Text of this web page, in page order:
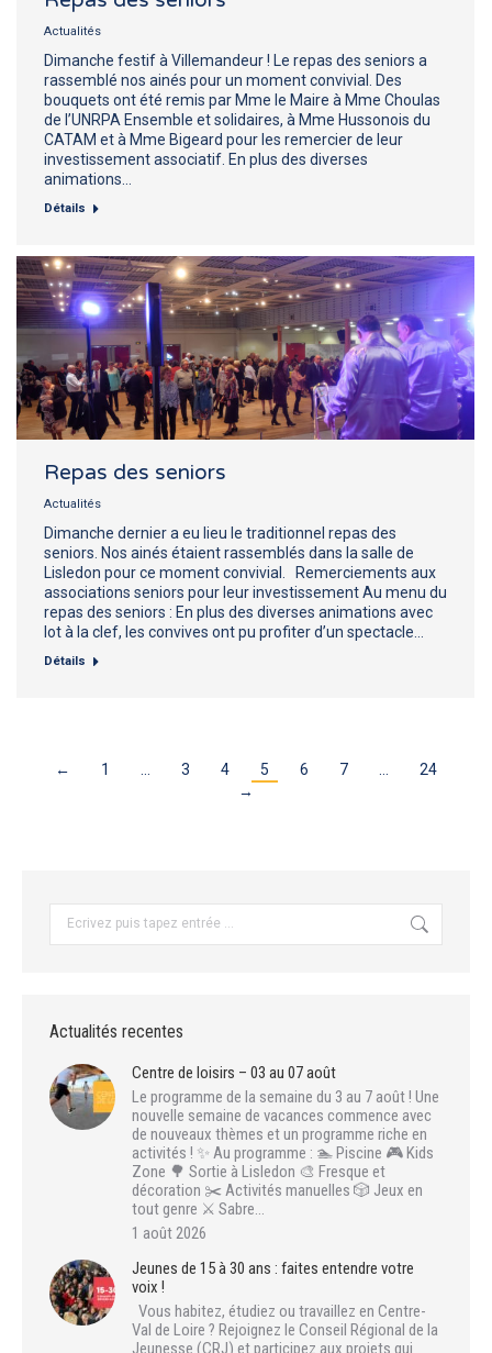
Actualités
Dimanche festif à Villemandeur ! Le repas des seniors a
rassemblé nos ainés pour un moment convivial. Des
bouquets ont été remis par Mme le Maire à Mme Choulas
de l’UNRPA Ensemble et solidaires, à Mme Hussonois du
CATAM et à Mme Bigeard pour les remercier de leur
investissement associatif. En plus des diverses
animations…
Détails
Repas des seniors
Actualités
Dimanche dernier a eu lieu le traditionnel repas des
seniors. Nos ainés étaient rassemblés dans la salle de
Lisledon pour ce moment convivial. Remerciements aux
associations seniors pour leur investissement Au menu du
repas des seniors : En plus des diverses animations avec
lot à la clef, les convives ont pu profiter d’un spectacle…
Détails
← 1 3 4 5 6 7
24
→
Actualités recentes
Centre de loisirs – 03 au 07 août
Le programme de la semaine du 3 au 7 août ! Une
nouvelle semaine de vacances commence avec
de nouveaux thèmes et un programme riche en
activités ! ✨ Au programme : 🏊 Piscine 🎮 Kids
Zone 🌳 Sortie à Lisledon 🎨 Fresque et
décoration ✂️ Activités manuelles 🎲 Jeux en
tout genre ⚔️ Sabre…
1 août 2026
Jeunes de 15 à 30 ans : faites entendre votre
voix !
Vous habitez, étudiez ou travaillez en Centre-
Val de Loire ? Rejoignez le Conseil Régional de la
Jeunesse (CRJ) et participez aux projets qui